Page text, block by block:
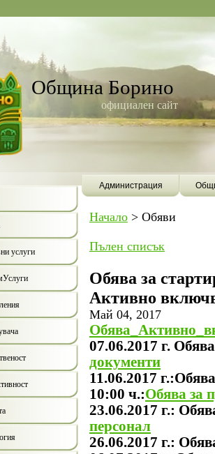
Община Борино
официален сайт
Администрация
услуги
Начало > Обяви
Пълен списък
Обява за
Активно
Май 04, 2017
07.06.2017 г.
документи
11.06.2017
10:00 ч.:Обява за
23.06.2017 г.:
персонал
26.06.2017 г.: